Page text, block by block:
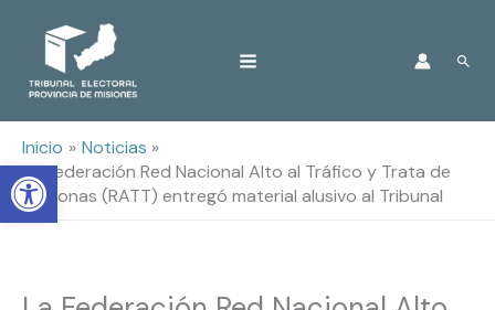
Open toolbar
Inicio
Noticias
La Federación Red Nacional Alto al Tráfico y Trata de
Personas (RATT) entregó material alusivo al Tribunal